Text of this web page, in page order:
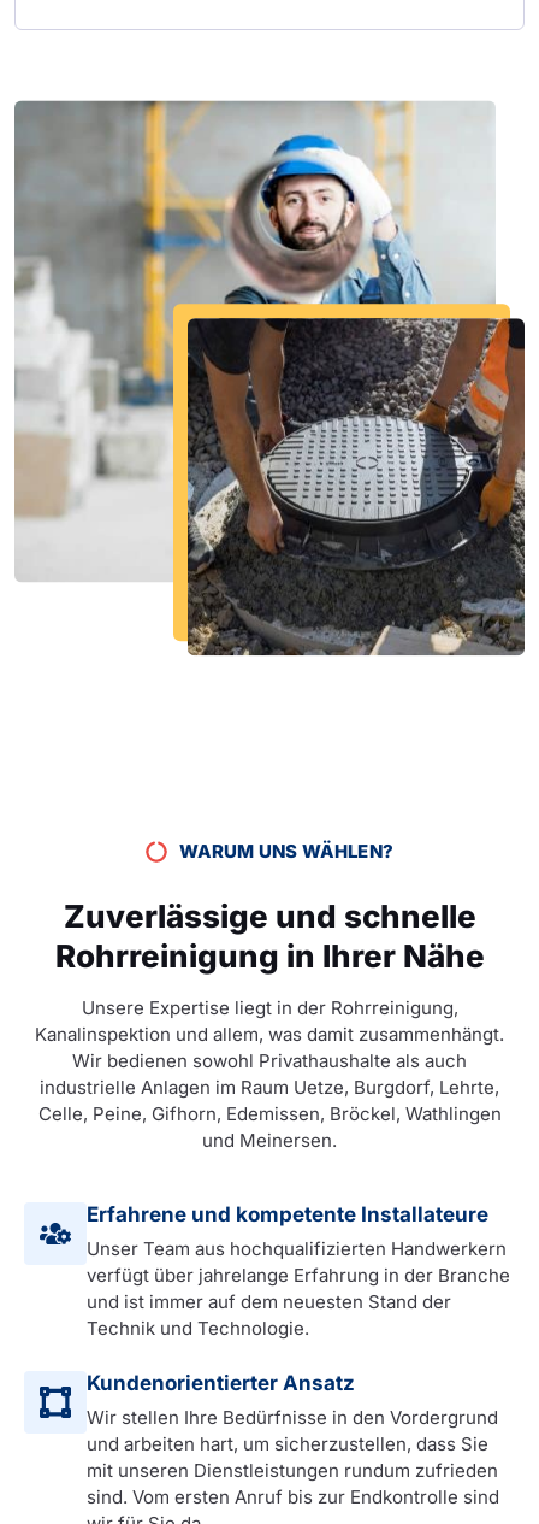
WARUM UNS WÄHLEN?
Zuverlässige und schnelle
Rohrreinigung in Ihrer Nähe
Unsere Expertise liegt in der Rohrreinigung,
Kanalinspektion und allem, was damit zusammenhängt.
Wir bedienen sowohl Privathaushalte als auch
industrielle Anlagen im Raum Uetze, Burgdorf, Lehrte,
Celle, Peine, Gifhorn, Edemissen, Bröckel, Wathlingen
und Meinersen.
Erfahrene und kompetente Installateure
Unser Team aus hochqualifizierten Handwerkern
verfügt über jahrelange Erfahrung in der Branche
und ist immer auf dem neuesten Stand der
Technik und Technologie.
Kundenorientierter Ansatz
Wir stellen Ihre Bedürfnisse in den Vordergrund
und arbeiten hart, um sicherzustellen, dass Sie
mit unseren Dienstleistungen rundum zufrieden
sind. Vom ersten Anruf bis zur Endkontrolle sind